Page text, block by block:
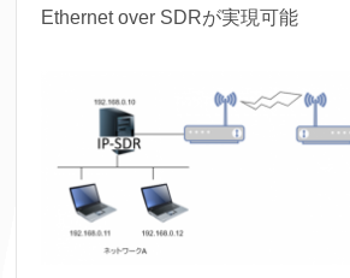
Ethernet over SDRが実現可能